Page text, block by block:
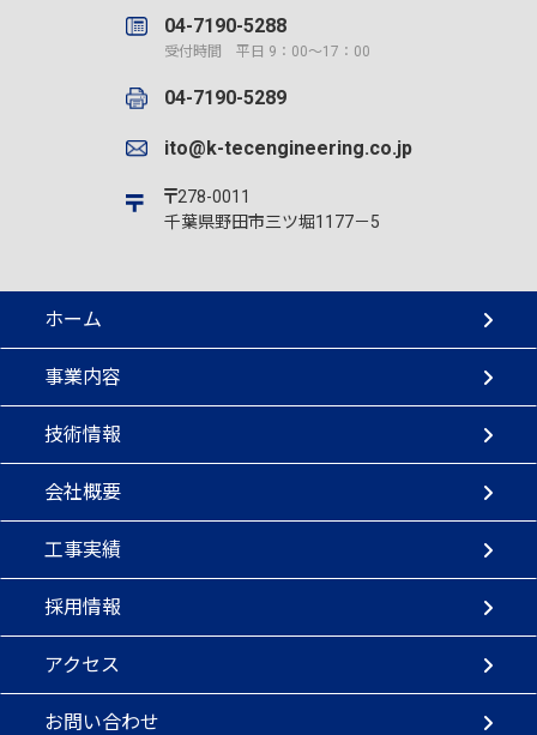
04-7190-5288
受付時間 平日 9：00～17：00
04-7190-5289
ito@k-tecengineering.co.jp
278-0011
千葉県野田市三ツ堀1177－5
ホーム
事業内容
技術情報
会社概要
工事実績
採用情報
アクセス
お問い合わせ